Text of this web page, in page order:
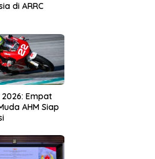
di ARRC
Empat
AHM Siap